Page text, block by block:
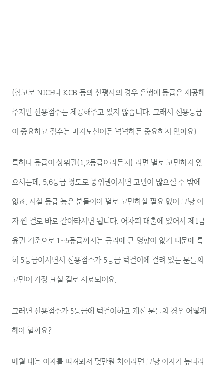
(참고로 NICE나 KCB 등의 신평사의 경우 은행에 등급은 제공해
주지만 신용점수는 제공해주고 있지 않습니다. 그래서 신용등급
이 중요하고 점수는 마지노선이든 넉넉하든 중요하지 않아요)
특히나 등급이 상위권(1,2등급이라든지) 라면 별로 고민하지 않
으시는데, 5,6등급 정도로 중위권이시면 고민이 많으실 수 밖에
없죠. 사실 등급 높은 분들이야 별로 고민하실 필요 없이 그냥 이
자 싼 걸로 바로 갈아타시면 됩니다. 어차피 대출에 있어서 제1금
융권 기준으로 1~5등급까지는 금리에 큰 영향이 없기 때문에 특
히 5등급이시면서 신용점수가 5등급 턱걸이에 걸려 있는 분들의
고민이 가장 크실 걸로 사료되어요.
그러면 신용점수가 5등급에 턱걸이하고 계신 분들의 경우 어떻게
해야 할까요?
매월 내는 이자를 따져봐서 몇만원 차이라면 그냥 이자가 높더라